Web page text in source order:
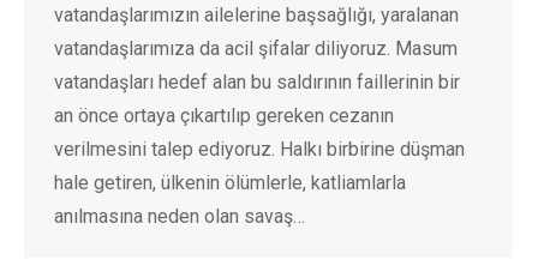
vatandaşlarımızın ailelerine başsağlığı, yaralanan
vatandaşlarımıza da acil şifalar diliyoruz. Masum
vatandaşları hedef alan bu saldırının faillerinin bir
an önce ortaya çıkartılıp gereken cezanın
verilmesini talep ediyoruz. Halkı birbirine düşman
hale getiren, ülkenin ölümlerle, katliamlarla
anılmasına neden olan savaş…